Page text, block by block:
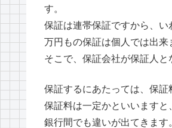
す。
保証は連帯保証ですから、
万円もの保証は個人では出来
そこで、保証会社が保証人と
保証するにあたっては、保証
保証料は一定かといいます
銀行間でも違いが出てきます